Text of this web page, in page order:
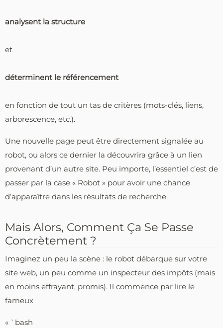
analysent la structure
et
déterminent le référencement
en fonction de tout un tas de critères (mots-clés, liens,
arborescence, etc.).
Une nouvelle page peut être directement signalée au
robot, ou alors ce dernier la découvrira grâce à un lien
provenant d’un autre site. Peu importe, l’essentiel c’est de
passer par la case « Robot » pour avoir une chance
d’apparaître dans les résultats de recherche.
Mais Alors, Comment Ça Se Passe
Concrètement ?
Imaginez un peu la scène : le robot débarque sur votre
site web, un peu comme un inspecteur des impôts (mais
en moins effrayant, promis). Il commence par lire le
fameux
« `bash